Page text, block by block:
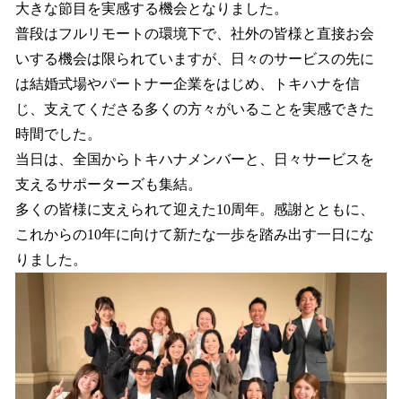
大きな節目を実感する機会となりました。
普段はフルリモートの環境下で、社外の皆様と直接お会
いする機会は限られていますが、日々のサービスの先に
は結婚式場やパートナー企業をはじめ、トキハナを信
じ、支えてくださる多くの方々がいることを実感できた
時間でした。
当日は、全国からトキハナメンバーと、日々サービスを
支えるサポーターズも集結。
多くの皆様に支えられて迎えた10周年。感謝とともに、
これからの10年に向けて新たな一歩を踏み出す一日にな
りました。